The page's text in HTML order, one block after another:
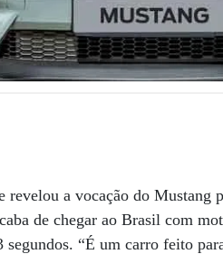
revelou a vocação do Mustang
de chegar ao Brasil com
“É um carro feito